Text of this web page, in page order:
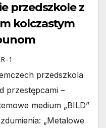
przedszkole z
kolczastym
1
przedszkola
przestępcami –
medium „BILD”
„Metalowe